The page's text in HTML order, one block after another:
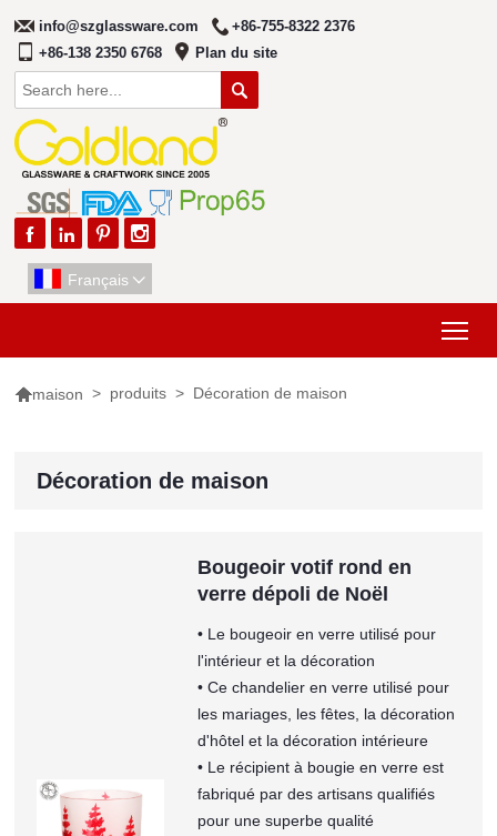
info@szglassware.com
+86-755-8322 2376
+86-138 2350 6768
Plan du site

   
Français 
maison > produits > Décoration de maison
Décoration de maison
Bougeoir votif rond en
verre dépoli de Noël
• Le bougeoir en verre utilisé pour
l'intérieur et la décoration
• Ce chandelier en verre utilisé pour
les mariages, les fêtes, la décoration
d'hôtel et la décoration intérieure
• Le récipient à bougie en verre est
fabriqué par des artisans qualifiés
pour une superbe qualité